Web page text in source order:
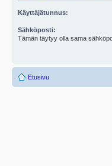
Käyttäjätunnus:
Sähköposti:
Tämän täytyy olla sama
Etusivu